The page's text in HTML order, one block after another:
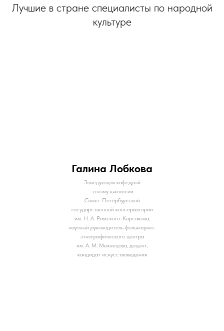
Лучшие в стране специалисты по народной
культуре
Галина Лобкова
Заведующая кафедрой
этномузыкологии
Санкт-Петербургской
государственной консерватории
им. Н. А. Римского-Корсакова,
научный руководитель фольклорно-
этнографического центра
им. А. М. Мехнецова, доцент,
кандидат искусствоведения